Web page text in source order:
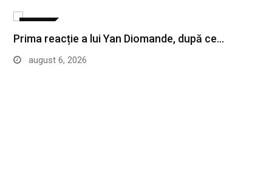
Prima reacție a lui Yan Diomande, după ce…
august 6, 2026